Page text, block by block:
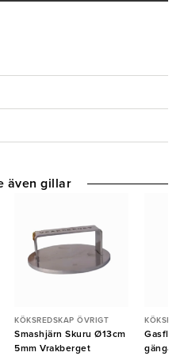
KÖKSREDSKAP ÖVRIGT
Smashjärn Skuru Ø13cm
5mm Vrakberget
gängad
även gillar